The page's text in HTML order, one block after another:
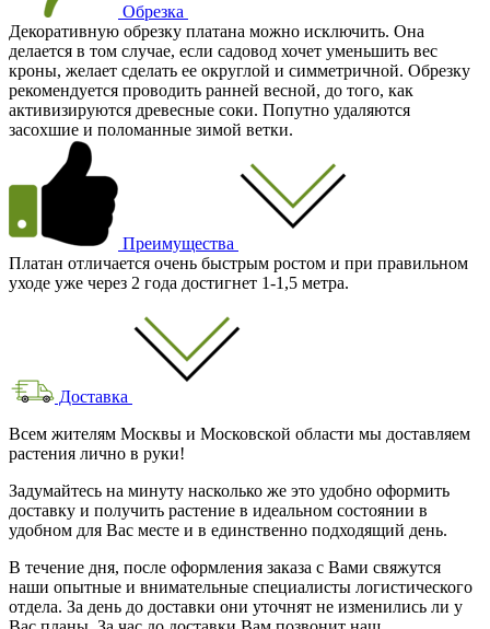
Обрезка
Декоративную обрезку платана можно исключить. Она
делается в том случае, если садовод хочет уменьшить вес
кроны, желает сделать ее округлой и симметричной. Обрезку
рекомендуется проводить ранней весной, до того, как
активизируются древесные соки. Попутно удаляются
засохшие и поломанные зимой ветки.
Преимущества
Платан отличается очень быстрым ростом и при правильном
уходе уже через 2 года достигнет 1-1,5 метра.
Доставка
Всем жителям Москвы и Московской области мы доставляем
растения лично в руки!
Задумайтесь на минуту насколько же это удобно оформить
доставку и получить растение в идеальном состоянии в
удобном для Вас месте и в единственно подходящий день.
В течение дня, после оформления заказа с Вами свяжутся
наши опытные и внимательные специалисты логистического
отдела. За день до доставки они уточнят не изменились ли у